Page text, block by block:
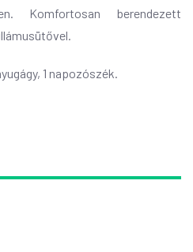
Komfortosan berendezett
1 napozószék.